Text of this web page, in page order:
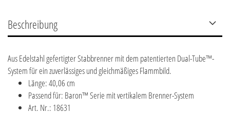
Beschreibung
Aus Edelstahl gefertigter Stabbrenner mit dem patentierten Dual-Tube™-
System für ein zuverlässiges und gleichmäßiges Flammbild.
Länge: 40,06 cm
Passend für: Baron™ Serie mit vertikalem Brenner-System
Art. Nr.: 18631